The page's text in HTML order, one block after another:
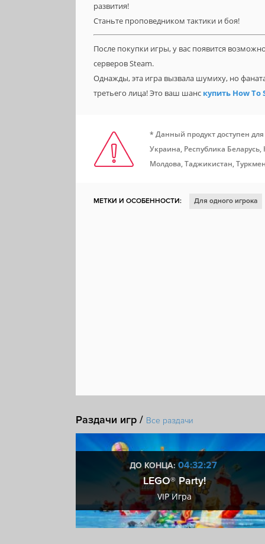
развития!
Станьте проповедником тактики и боя!
После покупки игры, у вас появится
серверов Steam.
Однажды, эта игра вызвала шумиху, но
третьего лица! Это ваш шанс купить How
* Данный продукт доступен
Украина, Республика
Молдова, Таджикистан,
МЕТКИ И ОСОБЕННОСТИ: Для одного игрока
Раздачи игр / Все раздачи
ДО КОНЦА: 04:32:26
LEGO® Party!
VIP Игра